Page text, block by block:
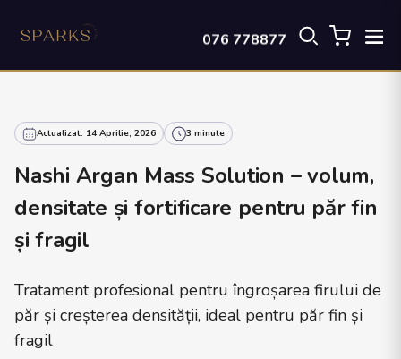
076 778877
Actualizat: 14 Aprilie, 2026 3 minute
Nashi Argan Mass Solution – volum,
densitate și fortificare pentru păr fin
și fragil
Tratament profesional pentru îngroșarea firului de
păr și creșterea densității, ideal pentru păr fin și
fragil